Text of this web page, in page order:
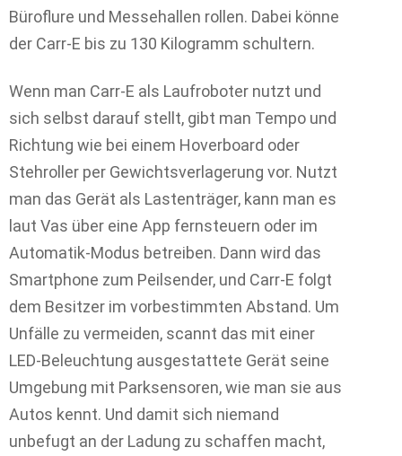
Büroflure und Messehallen rollen. Dabei könne
der Carr-E bis zu 130 Kilogramm schultern.
Wenn man Carr-E als Laufroboter nutzt und
sich selbst darauf stellt, gibt man Tempo und
Richtung wie bei einem Hoverboard oder
Stehroller per Gewichtsverlagerung vor. Nutzt
man das Gerät als Lastenträger, kann man es
laut Vas über eine App fernsteuern oder im
Automatik-Modus betreiben. Dann wird das
Smartphone zum Peilsender, und Carr-E folgt
dem Besitzer im vorbestimmten Abstand. Um
Unfälle zu vermeiden, scannt das mit einer
LED-Beleuchtung ausgestattete Gerät seine
Umgebung mit Parksensoren, wie man sie aus
Autos kennt. Und damit sich niemand
unbefugt an der Ladung zu schaffen macht,